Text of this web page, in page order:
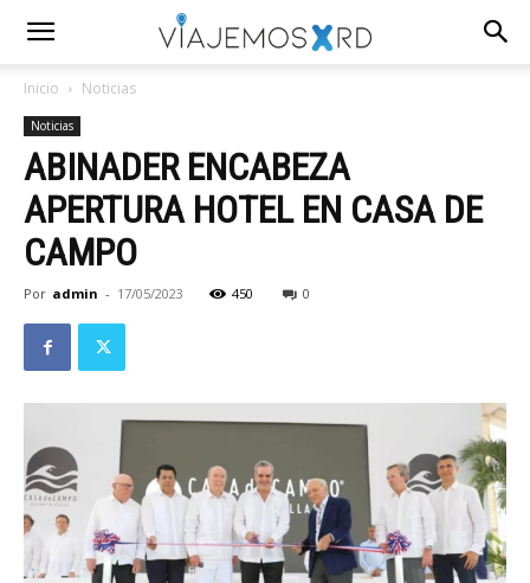
Inicio Noticias
Noticias
ABINADER ENCABEZA
APERTURA HOTEL EN CASA DE
CAMPO
Por admin - 17/05/2023 450 0